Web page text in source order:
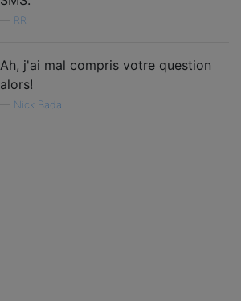
RR
Ah, j'ai mal compris votre question
alors!
Nick Badal